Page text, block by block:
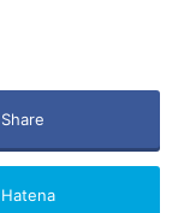
Share
Hatena